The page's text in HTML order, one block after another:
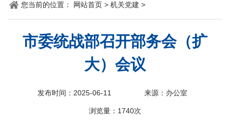
您当前的位置： 网站首页 > 机关党建 >
市委统战部召开部务会（扩
大）会议
发布时间：2025-06-11 来源：办公室
浏览量： 1740次